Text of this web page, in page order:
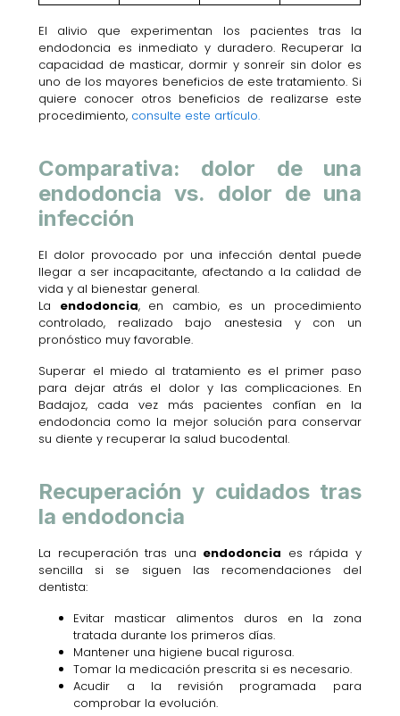
El alivio que experimentan los pacientes tras la
endodoncia es inmediato y duradero. Recuperar la
capacidad de masticar, dormir y sonreír sin dolor es
uno de los mayores beneficios de este tratamiento. Si
quiere conocer otros beneficios de realizarse este
procedimiento, consulte este artículo.
Comparativa: dolor de una
endodoncia vs. dolor de una
infección
El dolor provocado por una infección dental puede
llegar a ser incapacitante, afectando a la calidad de
vida y al bienestar general.
La endodoncia, en cambio, es un procedimiento
controlado, realizado bajo anestesia y con un
pronóstico muy favorable.
Superar el miedo al tratamiento es el primer paso
para dejar atrás el dolor y las complicaciones. En
Badajoz, cada vez más pacientes confían en la
endodoncia como la mejor solución para conservar
su diente y recuperar la salud bucodental.
Recuperación y cuidados tras
la endodoncia
La recuperación tras una endodoncia es rápida y
sencilla si se siguen las recomendaciones del
dentista:
Evitar masticar alimentos duros en la zona
tratada durante los primeros días.
Mantener una higiene bucal rigurosa.
Tomar la medicación prescrita si es necesario.
Acudir a la revisión programada para
comprobar la evolución.